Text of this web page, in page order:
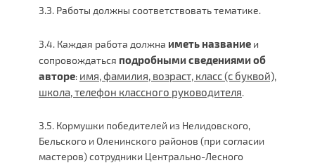
3.3. Работы должны соответствовать тематике.
3.4. Каждая работа должна иметь название и
сопровождаться подробными сведениями об
авторе: имя, фамилия, возраст, класс (с буквой),
школа, телефон классного руководителя.
3.5. Кормушки победителей из Нелидовского,
Бельского и Оленинского районов (при согласии
мастеров) сотрудники Центрально-Лесного